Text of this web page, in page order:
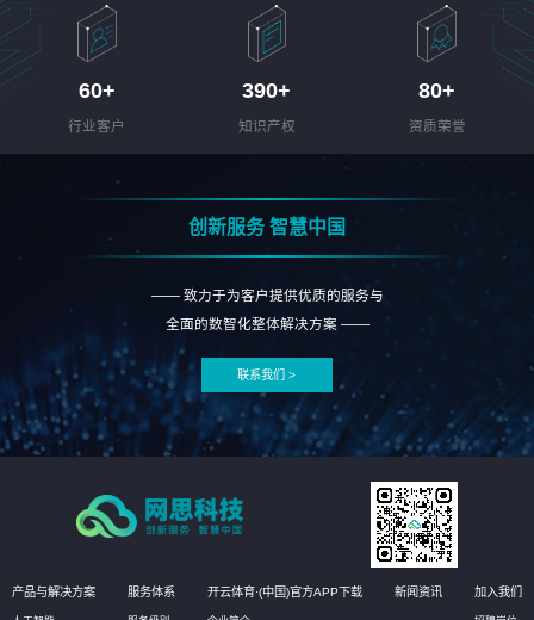
60+
行业客户
390+
知识产权
80+
资质荣誉
创新服务 智慧中国
—— 致力于为客户提供优质的服务与
全面的数智化整体解决方案 ——
联系我们 >
产品与解决方案 服务体系 开云体育·(中国)官方APP下载 新闻资讯 加入我们